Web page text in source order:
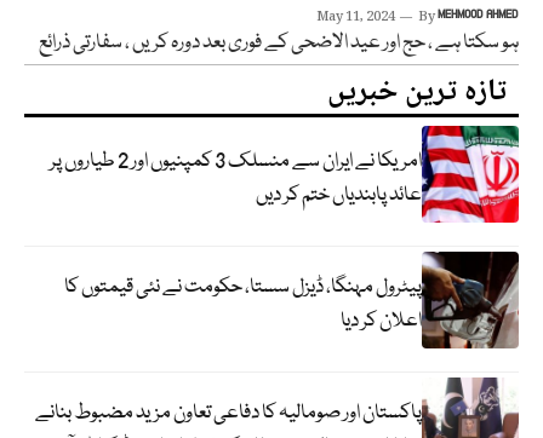
May 11, 2024 ByMEHMOOD AHMED
ہو سکتا ہے ، حج اور عید الاضحی کے فوری بعد دورہ کریں ، سفارتی ذرائع
تازہ ترین خبریں
امریکا نے ایران سے منسلک 3 کمپنیوں اور 2 طیاروں پر
عائد پابندیاں ختم کر دیں
پیٹرول مہنگا، ڈیزل سستا، حکومت نے نئی قیمتوں کا
اعلان کر دیا
پاکستان اور صومالیہ کا دفاعی تعاون مزید مضبوط بنانے